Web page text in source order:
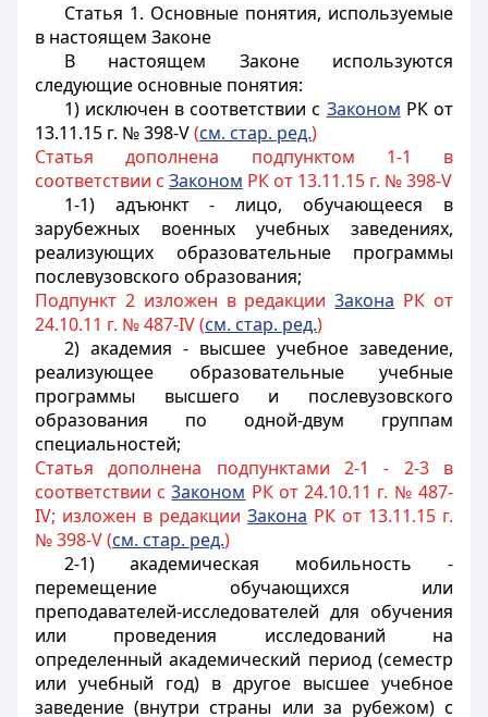
Статья 1. Основные понятия, используемые
в настоящем Законе
В настоящем Законе используются
следующие основные понятия:
1) исключен в соответствии с Законом РК от
13.11.15 г. № 398-V(см. стар. ред.)
Статья дополнена подпунктом 1-1 в
соответствии с Законом РК от 13.11.15 г. № 398-V
1-1) адъюнкт - лицо, обучающееся в
зарубежных военных учебных заведениях,
реализующих образовательные программы
послевузовского образования;
Подпункт 2 изложен в редакции3акона РК от
24.10.11 г. № 487-IV (см. стар. ред.)
2) академия - высшее учебное заведение,
реализующее образовательные учебные
программы высшего и послевузовского
образования по одной-двум группам
специальностей;
Статья дополнена подпунктами 2-1 - 2-3 в
соответствии с3аконом РК от 24.10.11 г. № 487-
IV; изложен в редакции Закона РК от 13.11.15 г.
№ 398-V (см. стар. ред.)
2-1) академическая мобильность -
перемещение обучающихся или
преподавателей-исследователей для обучения
или проведения исследований на
определенный академический период (семестр
или учебный год) в другое высшее учебное
заведение (внутри страны или за рубежом) с